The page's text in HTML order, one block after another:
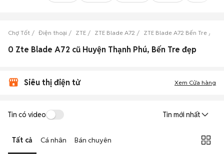
Chợ Tốt Điện thoại ZTE ZTE Blade A72 ZTE Blade A72 Bến Tre
0 Zte Blade A72 cũ Huyện Thạnh Phú, Bến Tre đẹp
Siêu thị điện tử Xem Cửa hàng
Tin có video Tin mới nhất
Tất cả Cá nhân Bán chuyên